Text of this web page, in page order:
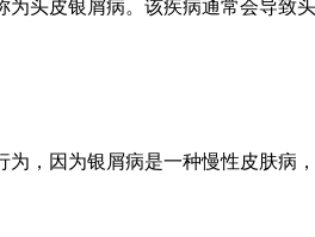
头皮银屑病。该疾病通常会导致
，因为银屑病是一种慢性皮肤病